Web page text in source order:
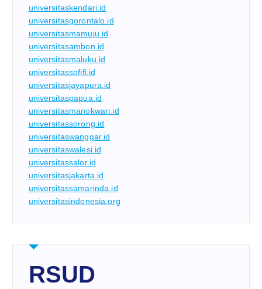
universitaskendari.id
universitasgorontalo.id
universitasmamuju.id
universitasambon.id
universitasmaluku.id
universitassofifi.id
universitasjayapura.id
universitaspapua.id
universitasmanokwari.id
universitassorong.id
universitaswanggar.id
universitaswalesi.id
universitassalor.id
universitasjakarta.id
universitassamarinda.id
universitasindonesia.org
RSUD